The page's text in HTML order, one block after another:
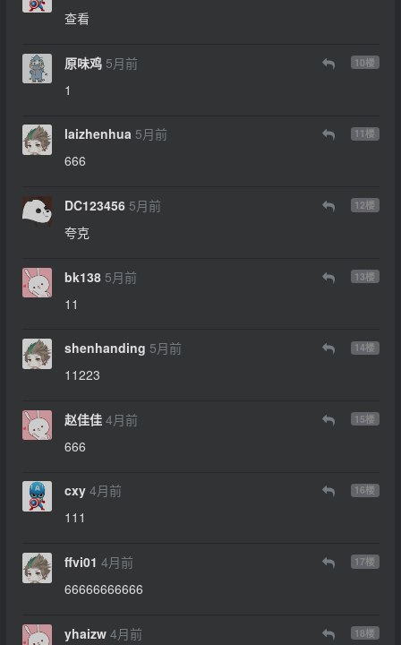
查看
原味鸡 5月前 10楼
1
laizhenhua 5月前 11 楼
666
DC123456 5月前 12楼
夸克
bk138 5月前 13楼
11
shenhanding 5月前 14楼
11223
赵佳佳 4月前 15楼
666
cxy 4月前 16楼
111
ffvi01 4月前 17楼
66666666666
yhaizw 4月前 18楼